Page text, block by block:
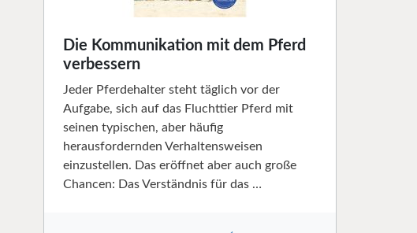
Die Kommunikation mit dem Pferd
verbessern
Jeder Pferdehalter steht täglich vor der
Aufgabe, sich auf das Fluchttier Pferd mit
seinen typischen, aber häufig
herausfordernden Verhaltensweisen
einzustellen. Das eröffnet aber auch große
Chancen: Das Verständnis für das …